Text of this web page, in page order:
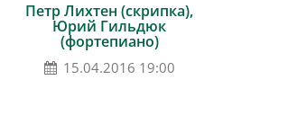
Петр Лихтен (скрипка),
Юрий Гильдюк
(фортепиано)
15.04.2016 19:00